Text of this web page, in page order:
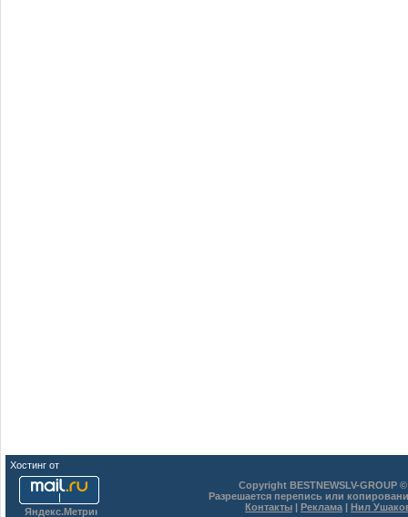
Хостинг от
Copyright BESTNEWSLV-GROUP
Разрешается перепись или
Контакты | Реклама | Нил